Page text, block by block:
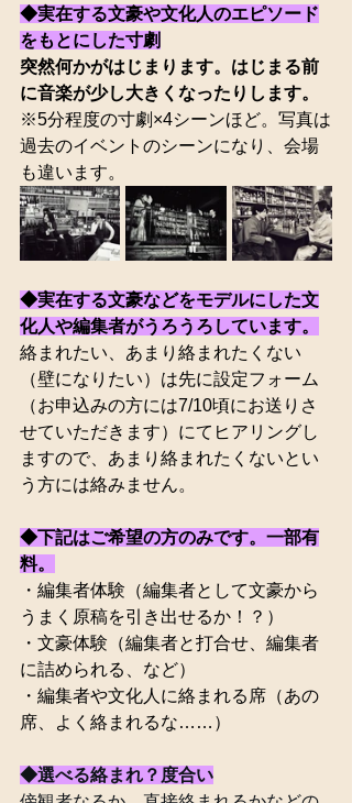
◆実在する文豪や文化人のエピソード
をもとにした寸劇
突然何かがはじまります。はじまる前
に音楽が少し大きくなったりします。
※5分程度の寸劇×4シーンほど。写真は
過去のイベントのシーンになり、会場
も違います。
◆実在する文豪などをモデルにした文
化人や編集者がうろうろしています。
絡まれたい、あまり絡まれたくない
（壁になりたい）は先に設定フォーム
（お申込みの方には7/10頃にお送りさ
せていただきます） にてヒアリングし
ますので、あまり絡まれたくないとい
う方には絡みません。
◆下記はご希望の方のみです。一部有
料。
・編集者体験（編集者として文豪から
うまく原稿を引き出せるか！？）
・文豪体験（編集者と打合せ、編集者
に詰められる、など）
・編集者や文化人に絡まれる席（あの
席、よく絡まれるな……）
◆選べる絡まれ？度合い